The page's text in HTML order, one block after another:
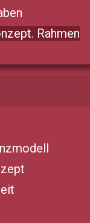
Rahmen